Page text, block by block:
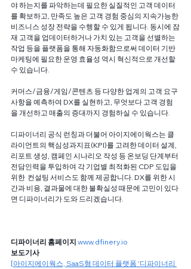
야 하는지를 파악하는데 필요한 실질적인 고객 데이터
를 확보하고, 만족도 높은 고객 경험 중심의 지속가능한
비즈니스 성장 전략을 수행할 수 있게 됩니다. 동시에 잠
재 고객을 업데이터하거나 가치 있는 고객을 선별하는
작업 등을 플랫폼을 통해 자동화함으로써 데이터 기반
마케팅에 필요한 운영 효율성 역시 혁신적으로 개선할
수 있습니다.
커머스/금융/게임/콘텐츠 등 다양한 업계의 고객 요구
사항을 예측하여 DX를 실현하고, 무엇보다 고객 경험
을 개선하고 매출의 증대까지 경험하실 수 있습니다.
디파이너리 공식 런칭과 더불어 아이지에이웍스는 클
라이언트의 핵심성과지표(KPI)를 고려한 데이터 설계,
리포트 생성, 캠페인 시나리오 작성 등 온보딩 단계부터
전담인력을 투입하여 각 기업별 최적화된 CDP 도입을
위한  컨설팅 서비스도 함께 제공합니다. DX를 위한 시
간과 비용, 결과물에 대한 불확실성 때문에 고민이 있다
면 디파이너리가 도와 드리겠습니다.
디파이너리 홈페이지 www.dfinery.io
보도기사
[아이지에이웍스, SaaS형 데이터 플랫폼 '디파이너리